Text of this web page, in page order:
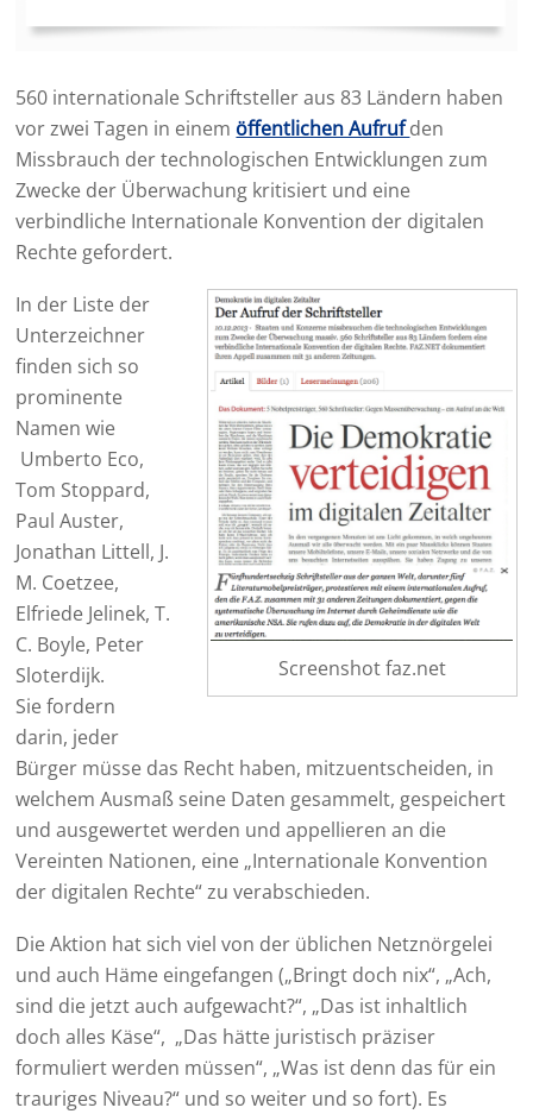
560 internationale Schriftsteller aus 83 Ländern haben
vor zwei Tagen in einem öffentlichen Aufrufden
Missbrauch der technologischen Entwicklungen zum
Zwecke der Überwachung kritisiert und eine
verbindliche Internationale Konvention der digitalen
Rechte gefordert.
Screenshot faz.net
In der Liste der
Unterzeichner
finden sich so
prominente
Namen wie
Umberto Eco,
Tom Stoppard,
Paul Auster,
Jonathan Littell, J.
M. Coetzee,
Elfriede Jelinek, T.
C. Boyle, Peter
Sloterdijk.
Sie fordern
darin, jeder
Bürger müsse das Recht haben, mitzuentscheiden, in
welchem Ausmaß seine Daten gesammelt, gespeichert
und ausgewertet werden und appellieren an die
Vereinten Nationen, eine „Internationale Konvention
der digitalen Rechte“ zu verabschieden.
Die Aktion hat sich viel von der üblichen Netznörgelei
und auch Häme eingefangen („Bringt doch nix“, „Ach,
sind die jetzt auch aufgewacht?“, „Das ist inhaltlich
doch alles Käse“, „Das hätte juristisch präziser
formuliert werden müssen“, „Was ist denn das für ein
trauriges Niveau?“ und so weiter und so fort). Es